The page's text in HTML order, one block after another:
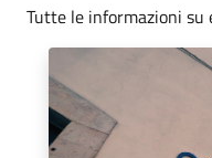
Tutte le informazioni su